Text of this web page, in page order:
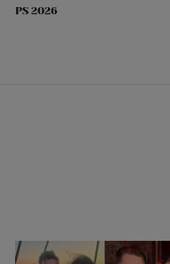
PS 2026